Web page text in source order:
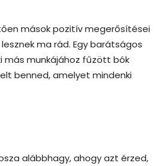
mások pozitív megerősítései
ma rád. Egy barátságos
más munkájához fűzött bók
benned, amelyet mindenki
alábbhagy, ahogy azt érzed,